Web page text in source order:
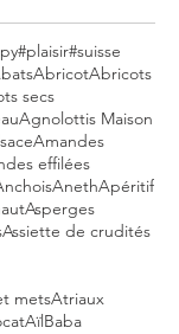
#plaisir#suisse
AbricotAbricots
secs
Agnolottis Maison
Amandes
effilées
AnethApéritif
Asperges
Assiette de crudités
metsAtriaux
AïlBaba